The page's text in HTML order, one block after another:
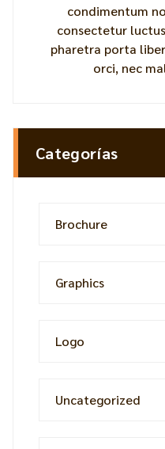
condimentum
consectetur
pharetra porta
orci, nec
Categorías
Brochure
Graphics
Logo
Uncategorized